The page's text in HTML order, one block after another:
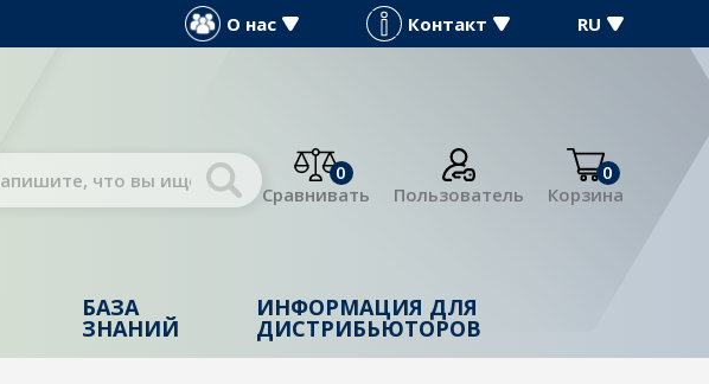
О нас Контакт RU
0
Сравнивать
Пользователь
0
Корзина
БАЗА
ЗНАНИЙ
ИНФОРМАЦИЯ ДЛЯ
ДИСТРИБЬЮТОРОВ